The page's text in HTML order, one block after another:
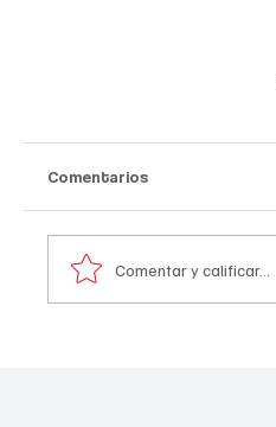
Comentarios
Comentar y calificar...